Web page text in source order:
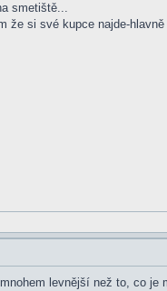
smetiště...
že si své kupce najde-
levnější než to, co